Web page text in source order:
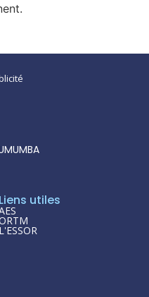
Liens utiles
L'ESSOR